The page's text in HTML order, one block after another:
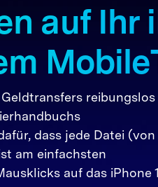
und
Display
Kein
auf Ihr
dass jede Datei
am einfachsten
auf das iPhone